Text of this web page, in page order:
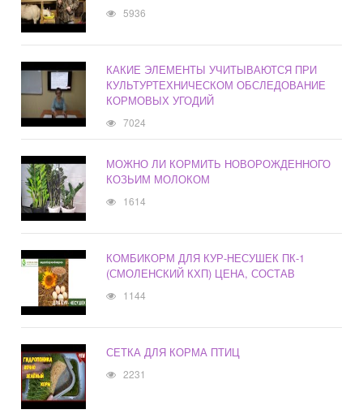
5936
КАКИЕ ЭЛЕМЕНТЫ УЧИТЫВАЮТСЯ ПРИ
КУЛЬТУРТЕХНИЧЕСКОМ ОБСЛЕДОВАНИЕ
КОРМОВЫХ УГОДИЙ
7024
МОЖНО ЛИ КОРМИТЬ НОВОРОЖДЕННОГО
КОЗЬИМ МОЛОКОМ
1614
КОМБИКОРМ ДЛЯ КУР-НЕСУШЕК ПК-1
(СМОЛЕНСКИЙ КХП) ЦЕНА, СОСТАВ
1144
СЕТКА ДЛЯ КОРМА ПТИЦ
2231